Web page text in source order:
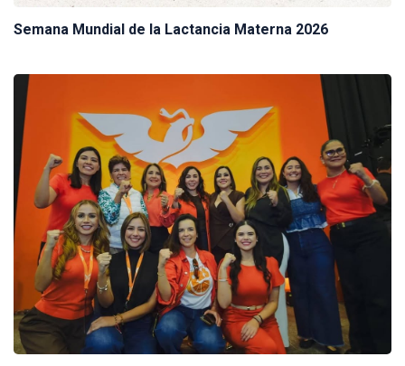
Semana Mundial de la Lactancia Materna 2026